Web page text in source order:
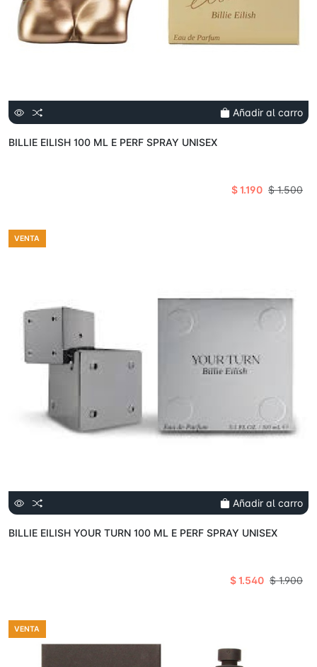
Añadir al carro
BILLIE EILISH 100 ML E PERF SPRAY UNISEX
$ 1.190 $ 1.500
VENTA
Añadir al carro
BILLIE EILISH YOUR TURN 100 ML E PERF SPRAY UNISEX
$ 1.540 $ 1.900
VENTA